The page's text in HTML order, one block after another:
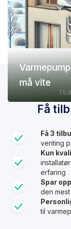
må vite
Få
Få 3
venting
Kun
erfaring
Spar
den
til